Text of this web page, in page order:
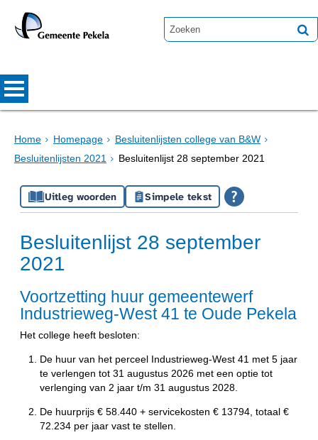
Home Homepage
Besluitenlijsten college van B&W
Besluitenlijsten 2021
Besluitenlijst 28 september 2021
Uitleg woorden Simpele tekst
Besluitenlijst 28 september
2021
Voortzetting huur gemeentewerf
Industrieweg-West 41 te Oude Pekela
Het college heeft besloten:
De huur van het perceel Industrieweg-West 41 met 5 jaar
te verlengen tot 31 augustus 2026 met een optie tot
verlenging van 2 jaar t/m 31 augustus 2028.
De huurprijs € 58.440 + servicekosten € 13794, totaal €
72.234 per jaar vast te stellen.